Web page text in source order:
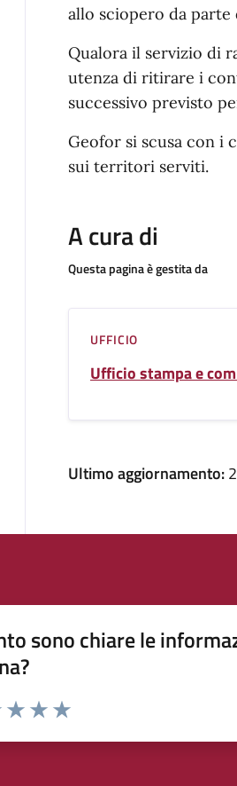
allo sciopero da
Qualora il servizio di
utenza di ritirare i
successivo previsto
Geofor si scusa con i
sui territori serviti.
A cura di
Questa pagina è gestita da
UFFICIO
Ufficio stampa e
Ultimo aggiornamento:
sono chiare le